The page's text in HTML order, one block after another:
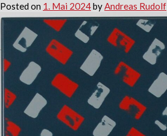
Posted on 1. Mai 2024byAndreas Rudolf